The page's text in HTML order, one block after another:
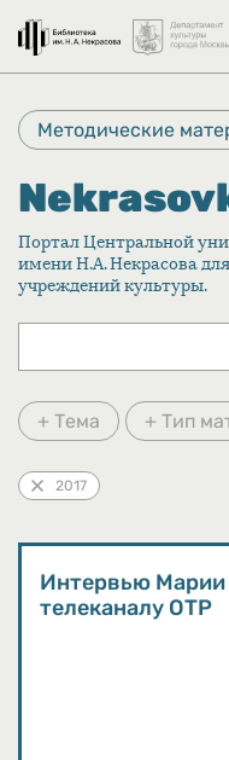
Методические
Портал Центральной
имени Н.А. Некрасова
учреждений культуры.
+ Тема + Тип
2017
Интервью
телеканалу ОТР